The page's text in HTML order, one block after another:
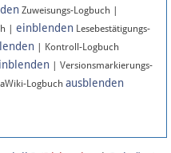
Zuweisungs-Logbuch |
| einblenden Lesebestätigungs-
| Kontroll-Logbuch
| Versionsmarkierungs-
Logbuch ausblenden